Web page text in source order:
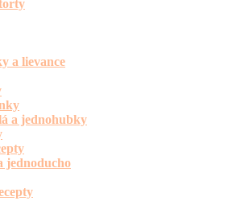
a lievance
a jednohubky
jednoducho